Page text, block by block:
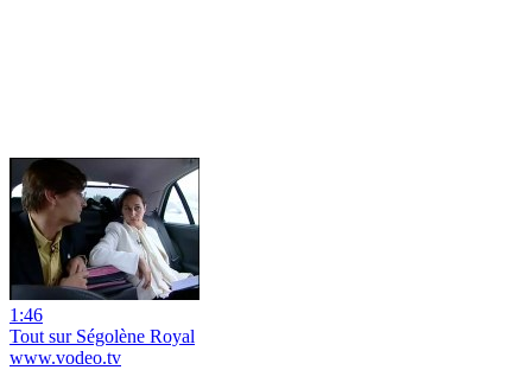
1:46
Tout sur Ségolène Royal
www.vodeo.tv